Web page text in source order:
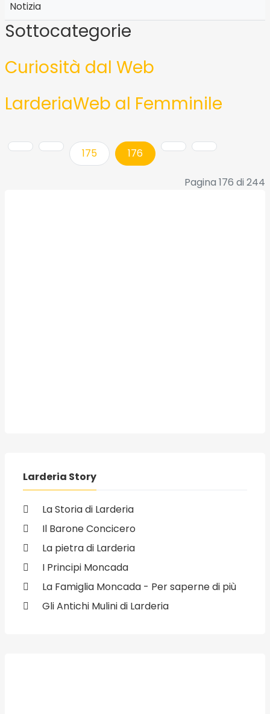
Notizia
Sottocategorie
Curiosità dal Web
LarderiaWeb al Femminile
175 176
Pagina 176 di 244
Larderia Story
La Storia di Larderia
Il Barone Concicero
La pietra di Larderia
I Principi Moncada
La Famiglia Moncada - Per saperne di più
Gli Antichi Mulini di Larderia